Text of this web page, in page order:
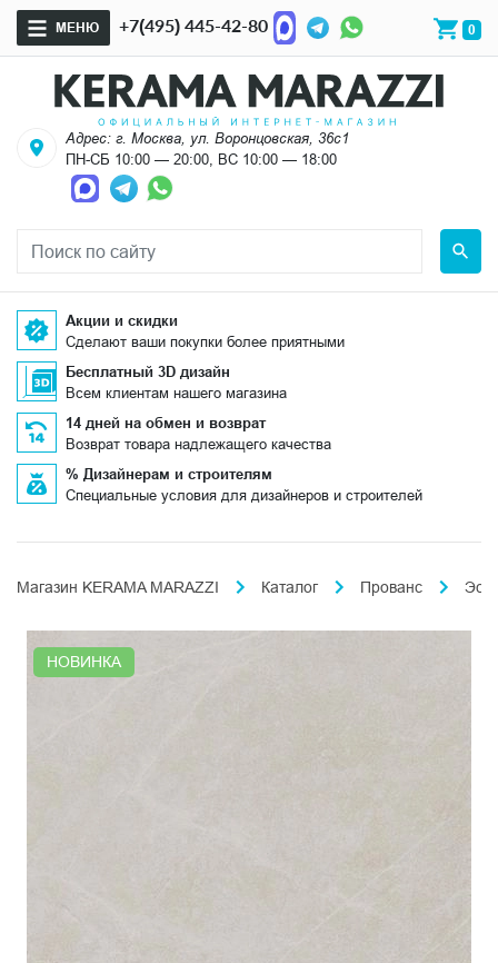
МЕНЮ +7(495) 445-42-80 0
Адрес: г. Москва, ул. Воронцовская, 36с1
ПН-СБ 10:00 — 20:00, ВС 10:00 — 18:00
Акции и скидки
Сделают ваши покупки более приятными
Бесплатный 3D дизайн
Всем клиентам нашего магазина
14 дней на обмен и возврат
Возврат товара надлежащего качества
% Дизайнерам и строителям
Специальные условия для дизайнеров и строителей
Магазин KERAMA MARAZZI Каталог Прованс
НОВИНКА